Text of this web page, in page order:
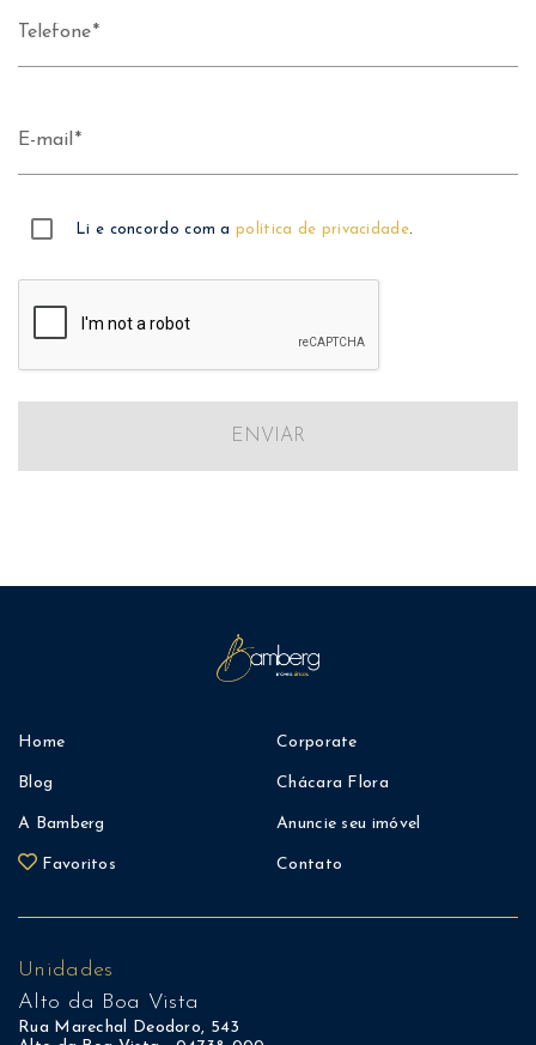
Telefone
E-mail
Li e concordo com apolítica de privacidade.
ENVIAR
Home
Blog
A Bamberg
Favoritos
Corporate
Chácara Flora
Anuncie seu imóvel
Contato
Unidades
Alto da Boa Vista
Rua Marechal Deodoro, 543